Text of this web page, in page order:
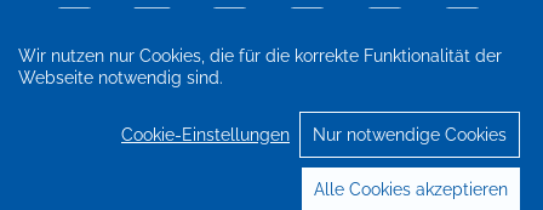
Wir nutzen nur Cookies, die für die korrekte Funktionalität der
Webseite notwendig sind.
Cookie-Einstellungen Nur notwendige Cookies
Alle Cookies akzeptieren
Impressum
Datenschutz
Cookie-Einstellungen
© 2026 Verlag Barbara Budrich